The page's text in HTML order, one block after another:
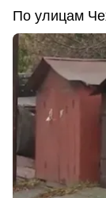
По улицам